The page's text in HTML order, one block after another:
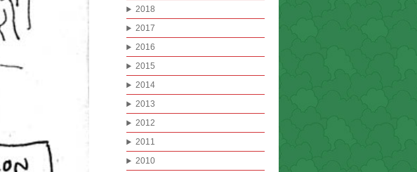
2018
2017
2016
2015
2014
2013
2012
2011
2010